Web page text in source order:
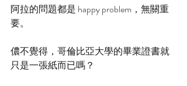
阿拉的問題都是 happy problem，無關重
要。
儂不覺得，哥倫比亞大學的畢業證書就
只是一張紙而已嗎？